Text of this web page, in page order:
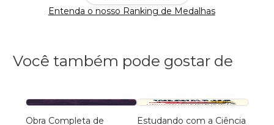
Entenda o nosso Ranking de Medalhas
Você também pode gostar de
Obra Completa de
Estudando com a Ciência